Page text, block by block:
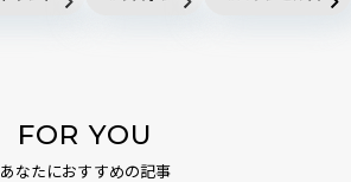
FOR YOU
あなたにおすすめの記事